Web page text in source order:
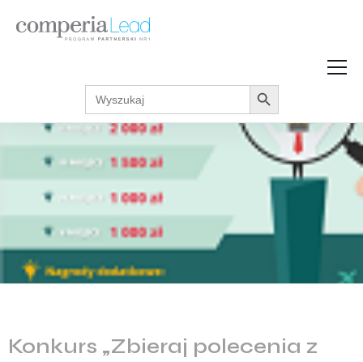
Strefa Wiedzy
Podcasty
Zarabiaj w internecie
Akcje promocyjne
Regulaminy
Search
for:
Search Button
Konkurs „Zbieraj polecenia z